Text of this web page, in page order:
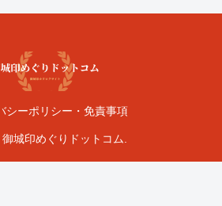
シーポリシー・免責事項
城印めぐりドットコム.